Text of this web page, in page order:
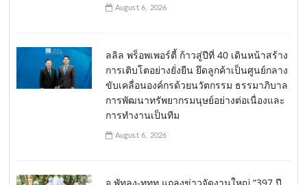
August 6, 2026
ลลิล พร็อพเพอร์ตี้ ก้าวสู่ปีที่ 40 เดินหน้าสร้าง
การเติบโตอย่างยั่งยืน ยึดลูกค้าเป็นศูนย์กลาง
ขับเคลื่อนองค์กรด้วยนวัตกรรม ธรรมาภิบาล
การพัฒนาทรัพยากรมนุษย์อย่างต่อเนื่องและ
การทำงานเป็นทีม
August 6, 2026